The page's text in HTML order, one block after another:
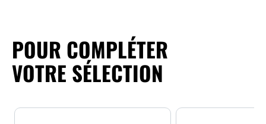
POUR COMPLÉTER
VOTRE SÉLECTION